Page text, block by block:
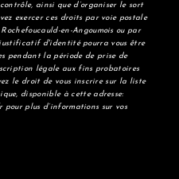
ainsi que d’organiser le sort
exercer ces droits par voie postale
en-Angoumois ou par
d'identité pourra vous être
pendant la période de prise de
légale aux fins probatoires
le droit de vous inscrire sur la liste
disponible à cette adresse:
plus d’informations sur vos